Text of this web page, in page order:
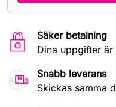
Säker betalning
Dina uppgifter
Snabb leverans
Skickas samma